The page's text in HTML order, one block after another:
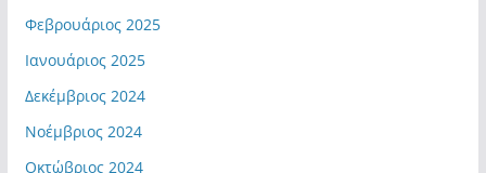
Φεβρουάριος 2025
Ιανουάριος 2025
Δεκέμβριος 2024
Νοέμβριος 2024
Οκτώβριος 2024